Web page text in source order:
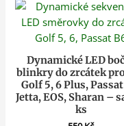
Dynamické LED
blinkry do zrcátek
Golf 5, 6 Plus,
Jetta, EOS, Sharan –
ks